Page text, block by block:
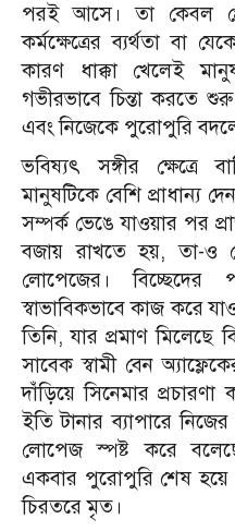
পরই আসে। তা কেবল
কর্মক্ষেত্রের ব্যর্থতা বা
কারণ ধাক্কা খেলেই
গভীরভাবে চিন্তা করতে
এবং নিজেকে পুরোপুরি
ভবিষ্যৎ সঙ্গীর ক্ষেত্রে
মানুষটিকে বেশি প্রাধান্য
সম্পর্ক ভেঙে যাওয়ার পর
বজায় রাখতে হয়, তা-ও
লোপেজের।
স্বাভাবিকভাবে কাজ করে
তিনি, যার প্রমাণ মিলেছে
সাবেক স্বামী বেন
দাঁড়িয়ে সিনেমার
ইতি টানার ব্যাপারে
লোপেজ স্পষ্ট করে
একবার পুরোপুরি শেষ হয়ে
চিরতরে মৃত।